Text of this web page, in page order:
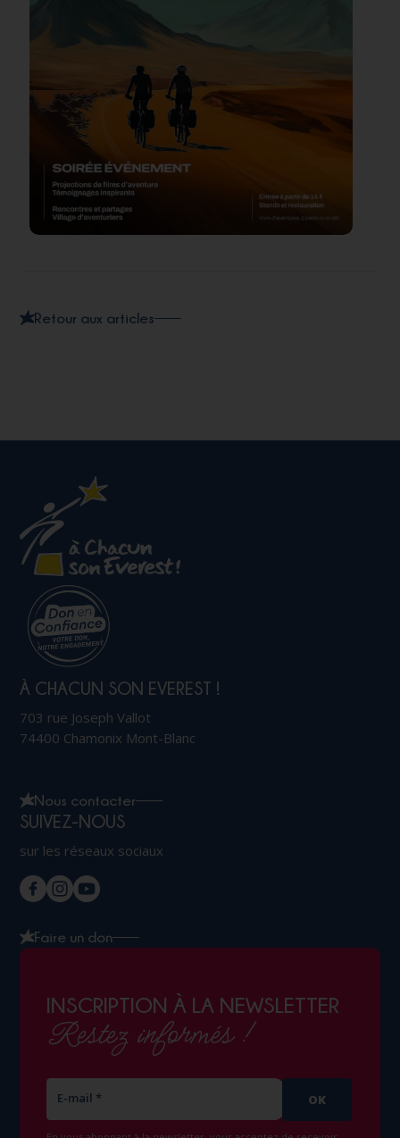
Retour aux articles
À CHACUN SON EVEREST !
703 rue Joseph Vallot
74400 Chamonix Mont-Blanc
Nous contacter
SUIVEZ-NOUS
sur les réseaux sociaux
Faire un don
INSCRIPTION À LA NEWSLETTER
Restez informés !
E-mail * OK